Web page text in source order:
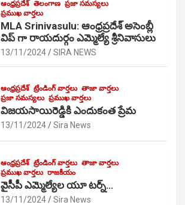
ఆంధ్రప్రదేశ్ తెలంగాణ ప్రజా సమస్యలు
ప్రముఖ వార్తలు
MLA Srinivasulu: ఆంధ్రప్రదేశ్ అసెంబ్లీ
విప్ గా రాయదుర్గం ఎమ్మెల్యే శ్రీనివాసులు
13/11/2024 SIRA NEWS
ఆంధ్రప్రదేశ్ ట్రేండింగ్ వార్తలు తాజా వార్తలు
ప్రజా సమస్యలు ప్రముఖ వార్తలు
విజయసాయిరెడ్డికి ఎందుకంత ప్రేమ
13/11/2024 Sira News
ఆంధ్రప్రదేశ్ ట్రేండింగ్ వార్తలు తాజా వార్తలు
ప్రముఖ వార్తలు రాజకీయం
వైసీపీ ఎమ్మెల్యేల యూ టర్న్…
13/11/2024 Sira News